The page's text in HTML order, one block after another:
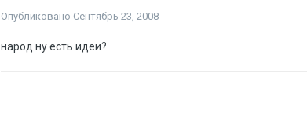
Опубликовано Сентябрь 23, 2008
народ ну есть идеи?